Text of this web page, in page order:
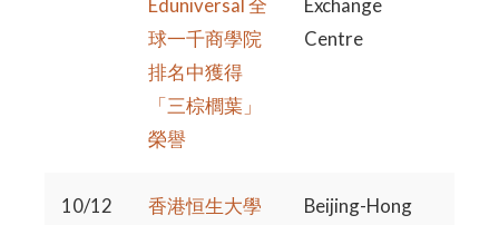
Eduniversal 全
球一千商學院
排名中獲得
「三棕櫚葉」
榮譽
Exchange
Centre
10/12
香港恒生大學
Beijing-Hong